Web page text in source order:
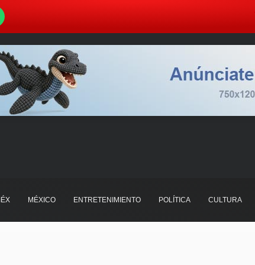
MÉXICO ENTRETENIMIENTO POLÍTICA CULTURA